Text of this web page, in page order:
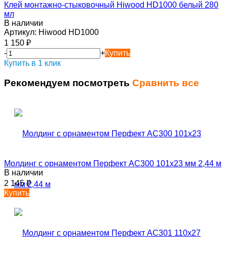
Клей монтажно-стыковочный Hiwood HD1000 белый 280
мл
В наличии
Артикул: Hiwood HD1000
1 150 ₽
-
+Купить
Купить в 1 клик
Рекомендуем посмотреть Сравнить все
Молдинг с орнаментом Перфект AC300 101х23 мм 2,44 м
В наличии
2 145₽
Купить